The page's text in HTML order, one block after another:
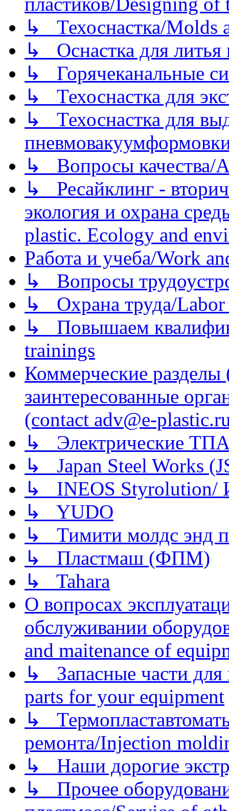
↳ Техоснастка/Molds
↳ Оснастка для литья
↳ Горячеканальные
↳ Техоснастка для
↳ Техоснастка для
↳ Вопросы качества/
↳ Ресайклинг -
экология и охрана
plastic. Ecology and
Работа и учеба/Work
↳ Вопросы
↳ Охрана труда/Labor
↳ Повышаем
trainings
Коммерческие
заинтересованные
(contact adv@e-
↳ Электрические
↳ Japan Steel Works
↳ INEOS
↳ YUDO
↳ Тимити молдс энд
↳ Пластмаш (ФПМ)
↳ Tahara
О вопросах
обслуживании
and maitenance of
↳ Запасные части для
parts for your equipment
↳
ремонта/Injection
↳ Наши дорогие
↳ Прочее